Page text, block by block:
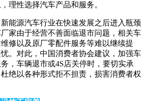
理性选择汽车产品和服务。
能源汽车行业在快速发展之后进入瓶颈
家由于经营不善面临退市问题，相关车
修以及原厂零配件服务等难以继续提
。对此，中国消费者协会建议，加强车
，车辆退市或4S店关停时，要切实承
绝以各种形式拒不担责，损害消费者权